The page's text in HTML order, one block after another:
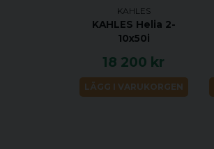
KAHLES
KAHLES Helia 2-
10x50i
18 200 kr
LÄGG I VARUKORGEN